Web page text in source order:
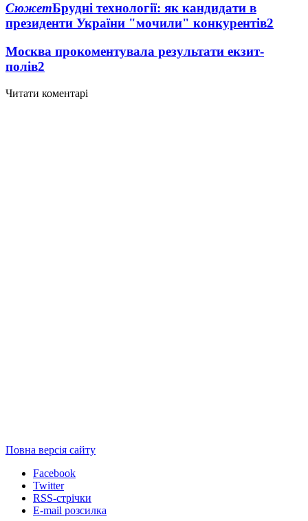
СюжетБрудні технології: як кандидати в
президенти України "мочили" конкурентів2
Москва прокоментувала результати екзит-
полів2
Читати коментарі
Повна версія сайту
Facebook
Twitter
RSS-стрічки
E-mail розсилка